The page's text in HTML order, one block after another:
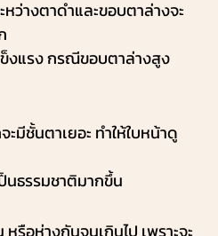
างตาดำและขอบตาล่างจะ
งแรง กรณีขอบตาล่างสูง
มีชั้นตาเยอะ ทำให้ใบหน้าดู
นธรรมชาติมากขึ้น